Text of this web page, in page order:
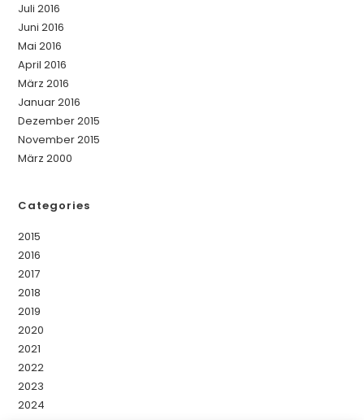
Juli 2016
Juni 2016
Mai 2016
April 2016
März 2016
Januar 2016
Dezember 2015
November 2015
März 2000
Categories
2015
2016
2017
2018
2019
2020
2021
2022
2023
2024